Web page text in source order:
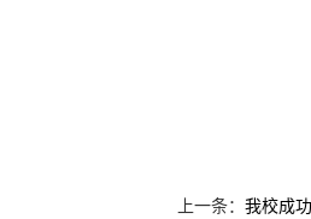
上一条： 我校成